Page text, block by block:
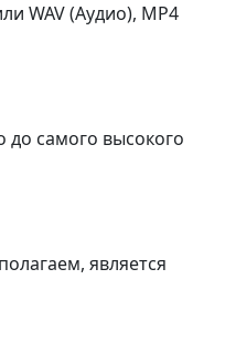
WAV (Аудио), MP4
до самого высокого
является